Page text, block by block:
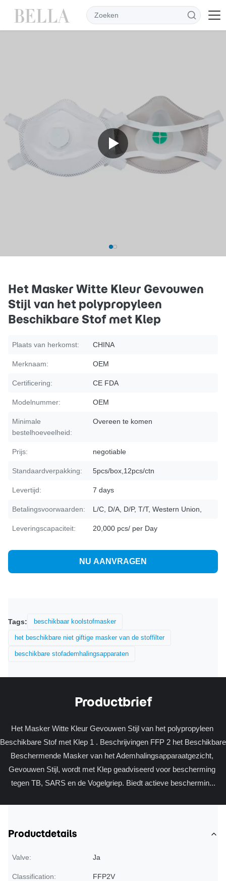
Het Masker Witte Kleur Gevouwen
Stijl van het polypropyleen
Beschikbare Stof met Klep
Plaats van herkomst: CHINA
Merknaam: OEM
Certificering: CE FDA
Modelnummer: OEM
Minimale
bestelhoeveelheid:
Overeen te komen
Prijs: negotiable
Standaardverpakking: 5pcs/box,12pcs/ctn
Levertijd: 7 days
Betalingsvoorwaarden: L/C, D/A, D/P, T/T, Western Union,
Leveringscapaciteit: 20,000 pcs/ per Day
NU AANVRAGEN
Tags: beschikbaar koolstofmasker
het beschikbare niet giftige masker van de stoffilter
beschikbare stofademhalingsapparaten
Productbrief
Het Masker Witte Kleur Gevouwen Stijl van het polypropyleen
Beschikbare Stof met Klep 1 . Beschrijvingen FFP 2 het Beschikbare
Beschermende Masker van het Ademhalingsapparaatgezicht,
Gevouwen Stijl, wordt met Klep geadviseerd voor bescherming
tegen TB, SARS en de Vogelgriep. Biedt actieve beschermin...
Productdetails
Valve: Ja
Classification: FFP2V